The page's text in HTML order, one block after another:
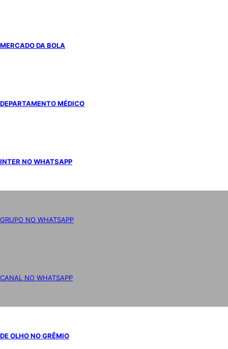
MERCADO DA BOLA
DEPARTAMENTO MÉDICO
INTER NO WHATSAPP
GRUPO NO WHATSAPP
CANAL NO WHATSAPP
DE OLHO NO GRÊMIO